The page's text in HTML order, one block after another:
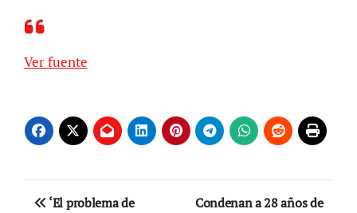
Ver fuente
Navegación
‘El problema de
Condenan a 28 años de